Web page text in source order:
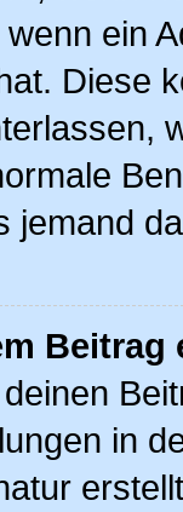
ein
Diese
jemand
in